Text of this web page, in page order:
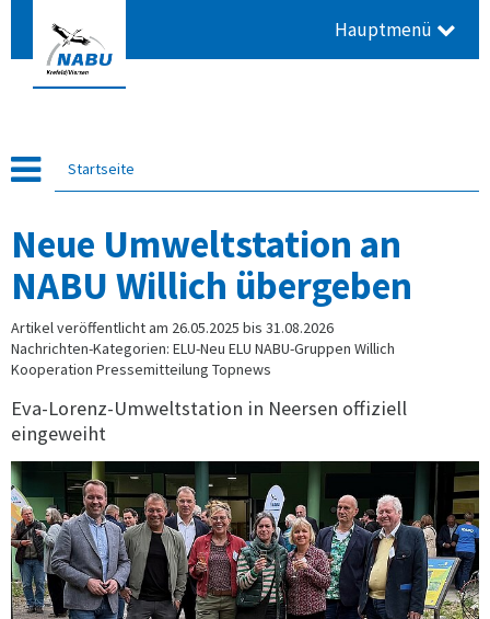
Hauptmenü
Startseite
Neue Umweltstation an
NABU Willich übergeben
Artikel veröffentlicht am 26.05.2025 bis 31.08.2026
Nachrichten-Kategorien: ELU-Neu ELU NABU-Gruppen Willich
Kooperation Pressemitteilung Topnews
Eva-Lorenz-Umweltstation in Neersen offiziell
eingeweiht